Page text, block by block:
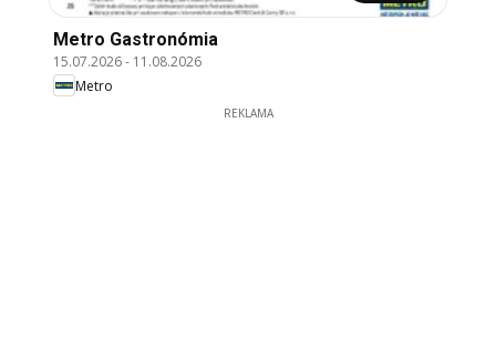
Metro Gastronómia
15.07.2026- 11.08.2026
Metro
REKLAMA